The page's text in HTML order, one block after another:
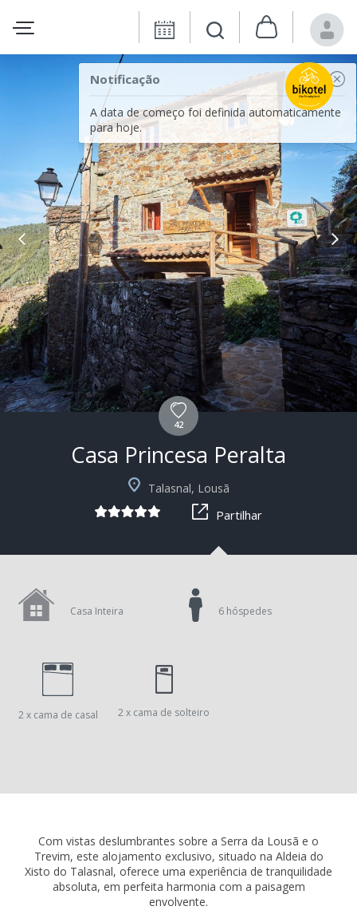
Notificação
A data de começo foi definida automaticamente
para hoje.
42
Casa Princesa Peralta
Talasnal, Lousã
Partilhar
Casa Inteira
2 x cama de casal 2 x cama de solteiro
6 hóspedes
Com vistas deslumbrantes sobre a Serra da Lousã e o
Trevim, este alojamento exclusivo, situado na Aldeia do
Xisto do Talasnal, oferece uma experiência de tranquilidade
absoluta, em perfeita harmonia com a paisagem
envolvente.